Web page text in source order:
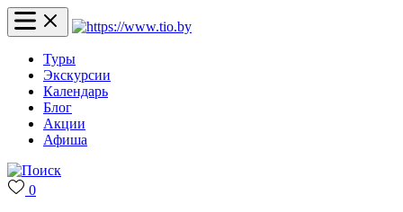
Туры
Экскурсии
Календарь
Блог
Акции
Афиша
0